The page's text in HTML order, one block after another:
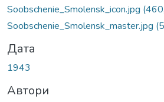
Soobschenie_Smolensk_icon.jpg
Soobschenie_Smolensk_master.jpg
Дата
1943
Автори